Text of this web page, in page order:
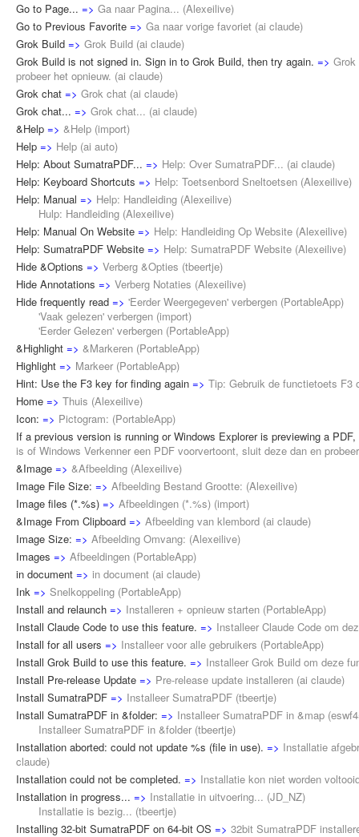
Go to Page... => Ga naar Pagina... (Alexeilive)
Go to Previous Favorite => Ga naar vorige favoriet (ai claude)
Grok Build => Grok Build (ai claude)
Grok Build is not signed in. Sign in to Grok Build, then try again. => Grok
probeer het opnieuw. (ai claude)
Grok chat => Grok chat (ai claude)
Grok chat... => Grok chat... (ai claude)
&Help => &Help (import)
Help => Help (ai auto)
Help: About SumatraPDF... => Help: Over SumatraPDF... (ai claude)
Help: Keyboard Shortcuts => Help: Toetsenbord Sneltoetsen (Alexeilive)
Help: Manual => Help: Handleiding (Alexeilive)
Hulp: Handleiding (Alexeilive)
Help: Manual On Website => Help: Handleiding Op Website (Alexeilive)
Help: SumatraPDF Website => Help: SumatraPDF Website (Alexeilive)
Hide &Options => Verberg &Opties (tbeertje)
Hide Annotations => Verberg Notaties (Alexeilive)
Hide frequently read => 'Eerder Weergegeven' verbergen (PortableApp)
'Vaak gelezen' verbergen (import)
'Eerder Gelezen' verbergen (PortableApp)
&Highlight => &Markeren (PortableApp)
Highlight => Markeer (PortableApp)
Hint: Use the F3 key for finding again => Tip: Gebruik de functietoets F3
Home => Thuis (Alexeilive)
Icon: => Pictogram: (PortableApp)
If a previous version is running or Windows Explorer is previewing a
is of Windows Verkenner een PDF voorvertoont, sluit deze dan en
&Image => &Afbeelding (Alexeilive)
Image File Size: => Afbeelding Bestand Grootte: (Alexeilive)
Image files (*.%s) => Afbeeldingen (*.%s) (import)
&Image From Clipboard => Afbeelding van klembord (ai claude)
Image Size: => Afbeelding Omvang: (Alexeilive)
Images => Afbeeldingen (PortableApp)
in document => in document (ai claude)
Ink => Snelkoppeling (PortableApp)
Install and relaunch => Installeren + opnieuw starten (PortableApp)
Install Claude Code to use this feature. => Installeer Claude Code om
Install for all users => Installeer voor alle gebruikers (PortableApp)
Install Grok Build to use this feature. => Installeer Grok Build om deze
Install Pre-release Update => Pre-release update installeren (ai claude)
Install SumatraPDF => Installeer SumatraPDF (tbeertje)
Install SumatraPDF in &folder: => Installeer SumatraPDF in &map (
Installeer SumatraPDF in &folder (tbeertje)
Installation aborted: could not update %s (file in use). => Installatie
claude)
Installation could not be completed. => Installatie kon niet worden
Installation in progress... => Installatie in uitvoering... (JD_NZ)
Installatie is bezig... (tbeertje)
Installing 32-bit SumatraPDF on 64-bit OS => 32bit SumatraPDF